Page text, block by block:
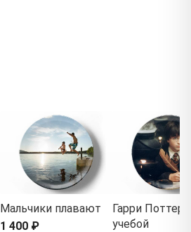
Мальчики плавают
1 400 ₽
Гарри Поттер
учебой